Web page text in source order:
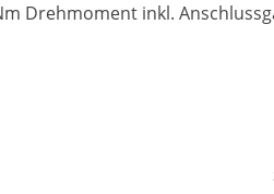
Drehmoment inkl.